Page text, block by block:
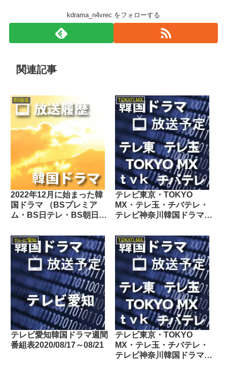
kdrama_n4vrec をフォローする
関連記事
BS放送
2022年12月に始まった韓
国ドラマ （BSプレミア
ム・BS日テレ・BS朝日・
フジ・BS11・BS12・テレ
ビ東京・TOKYO MX・テ
レ玉・チバテレ・テレビ神
奈川・テレビ大阪・サンテ
レビ・KBS京都・テレビ愛
知・テレビ北海道）
TOKYO MX
テレビ東京・TOKYO
MX・テレ玉・チバテレ・
テレビ神奈川韓国ドラマ週
05/29
テレビ愛知
テレビ愛知韓国ドラマ週間
番組表2020/08/17～08/21
TOKYO MX
テレビ東京・TOKYO
MX・テレ玉・チバテレ・
テレビ神奈川韓国ドラマ週